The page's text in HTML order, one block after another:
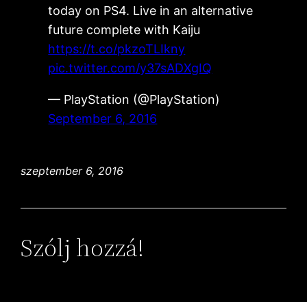
today on PS4. Live in an alternative
future complete with Kaiju
https://t.co/pkzoTLIkny
pic.twitter.com/y37sADXgIQ
— PlayStation (@PlayStation)
September 6, 2016
szeptember 6, 2016
Szólj hozzá!